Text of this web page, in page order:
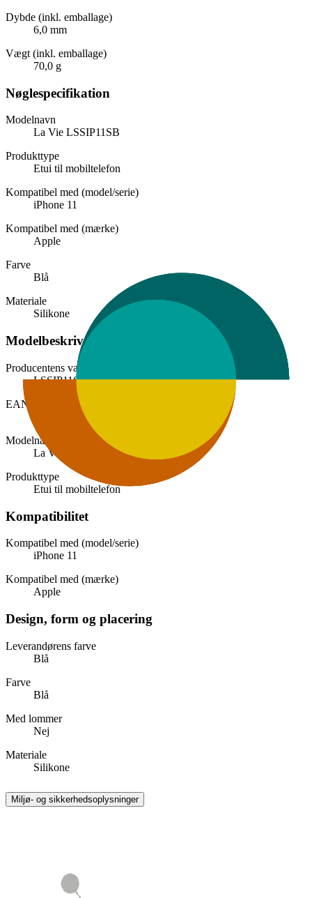
Dybde (inkl. emballage)
6,0 mm
Vægt (inkl. emballage)
70,0 g
Nøglespecifikation
Modelnavn
La Vie LSSIP11SB
Produkttype
Etui til mobiltelefon
Kompatibel med (model/serie)
iPhone 11
Kompatibel med (mærke)
Apple
Farve
Blå
Materiale
Silikone
Modelbeskrivelse
Producentens varenummer
LSSIP11SB
EAN-kode
7350114783515
Modelnavn
La Vie LSSIP11SB
Produkttype
Etui til mobiltelefon
Kompatibilitet
Kompatibel med (model/serie)
iPhone 11
Kompatibel med (mærke)
Apple
Design, form og placering
Leverandørens farve
Blå
Farve
Blå
Med lommer
Nej
Materiale
Silikone
Miljø- og sikkerhedsoplysninger